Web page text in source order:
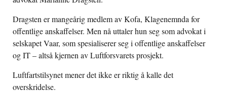
Dragsten er mangeårig medlem av Kofa, Klagenemnda for
offentlige anskaffelser. Men nå uttaler hun seg som advokat i
selskapet Vaar, som spesialiserer seg i offentlige anskaffelser
og IT – altså kjernen av Luftforsvarets prosjekt.
Luftfartstilsynet mener det ikke er riktig å kalle det
overskridelse.